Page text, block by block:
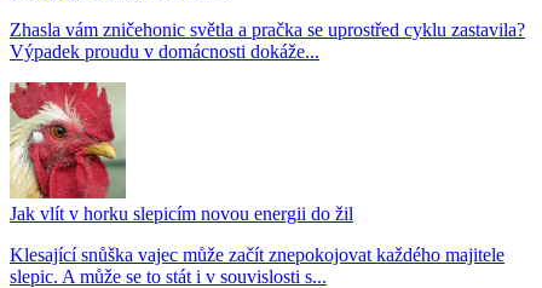
Zhasla vám zničehonic světla a pračka se uprostřed cyklu zastavila?
Výpadek proudu v domácnosti dokáže...
Jak vlít v horku slepicím novou energii do žil
Klesající snůška vajec může začít znepokojovat každého majitele
slepic. A může se to stát i v souvislosti s...